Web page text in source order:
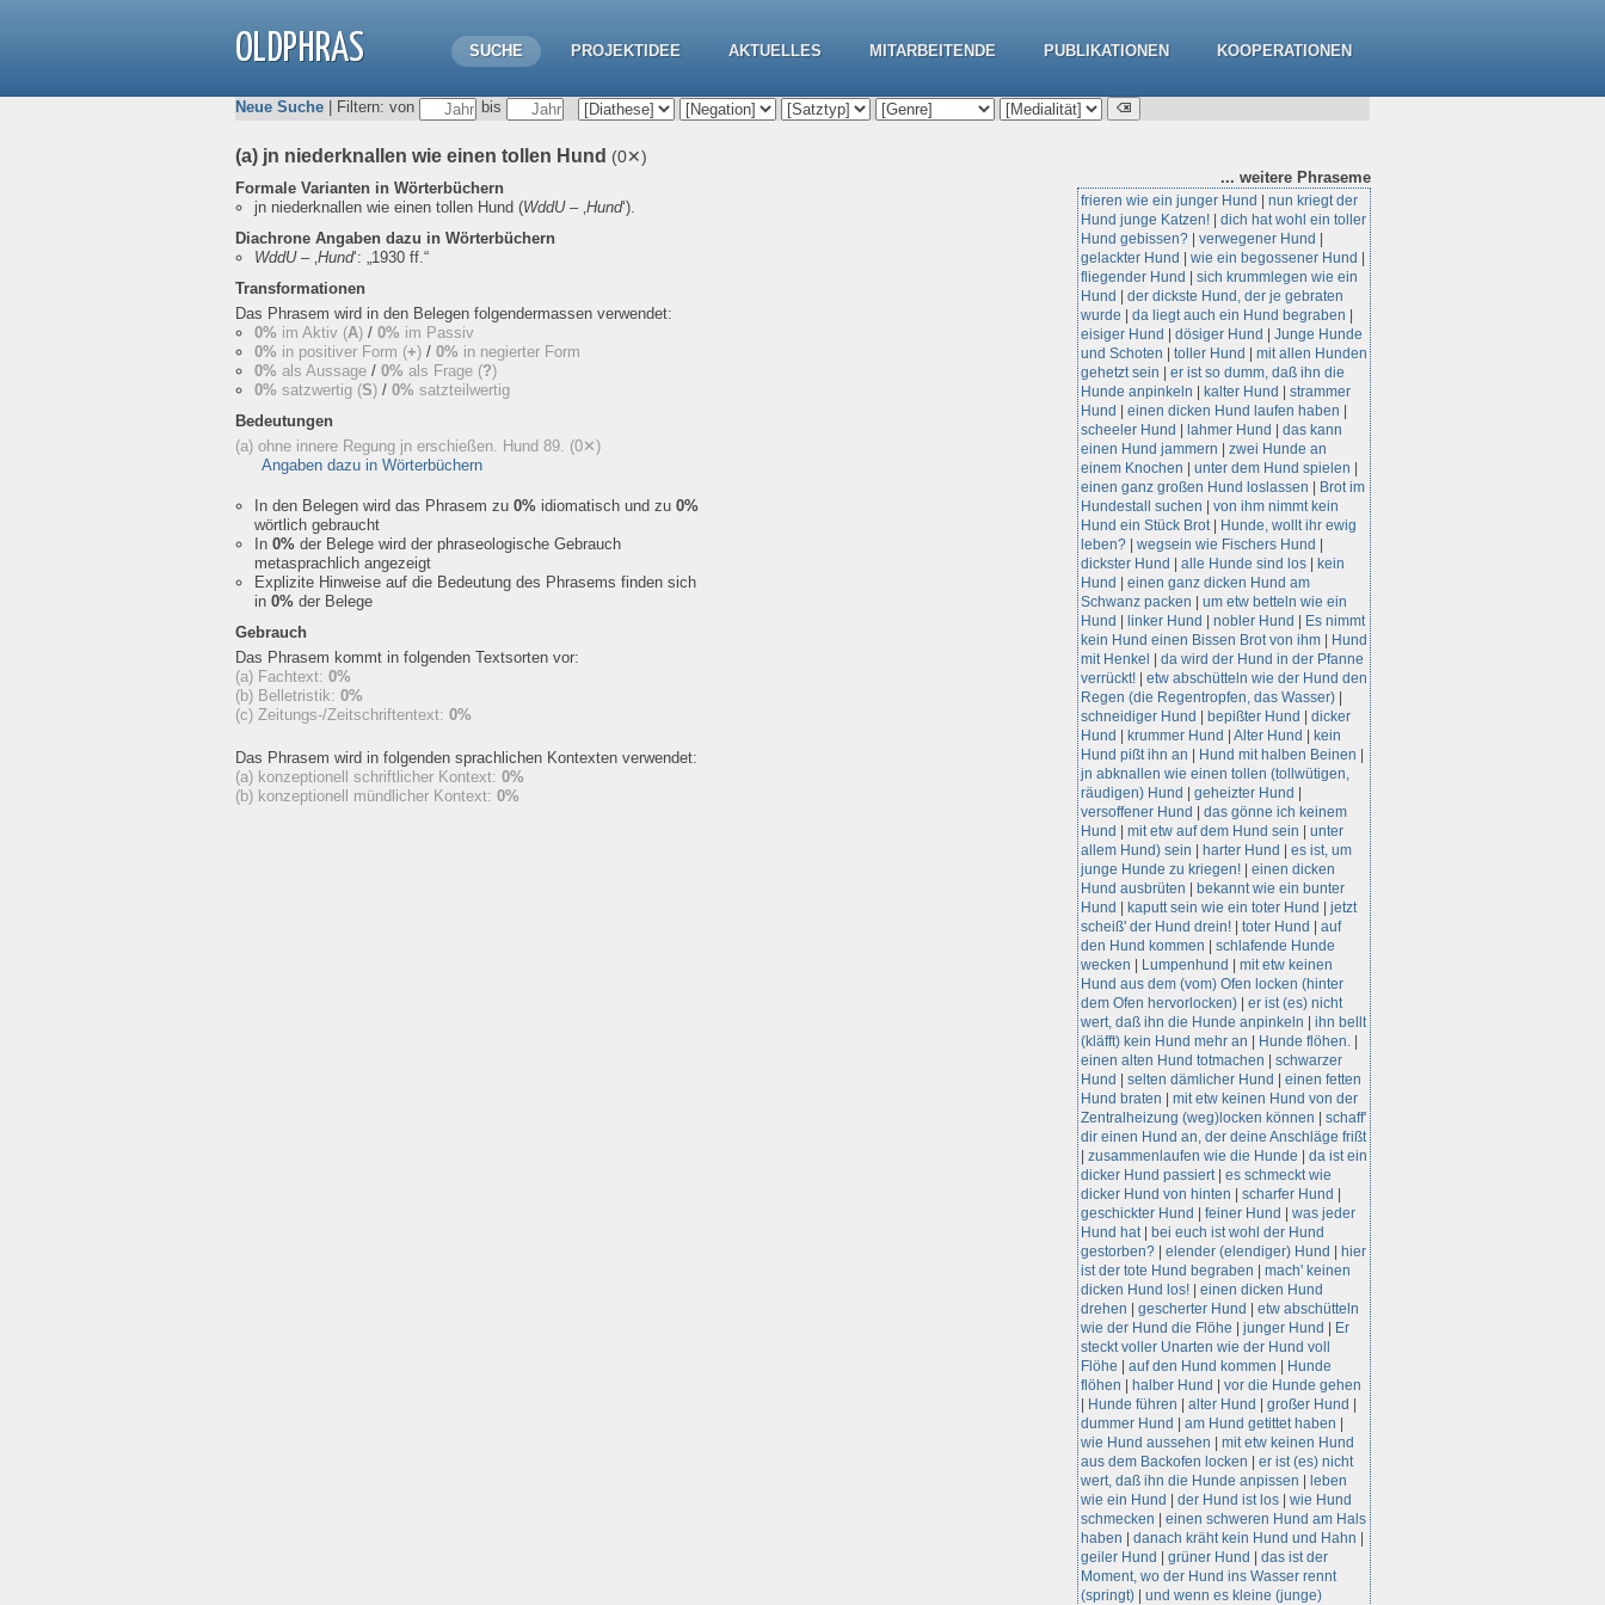
OLDPHRAS SUCHE PROJEKTIDEE AKTUELLES MITARBEITENDE PUBLIKATIONEN KOOPERATIONEN
Neue Suche | Filtern: von bis
(a) jn niederknallen wie einen tollen Hund (0✕)
Formale Varianten in Wörterbüchern
jn niederknallen wie einen tollen Hund (WddU– ‚Hund‘).
Diachrone Angaben dazu in Wörterbüchern
WddU– ‚Hund‘: „1930 ff.“
Transformationen
Das Phrasem wird in den Belegen folgendermassen verwendet:
0% im Aktiv (A) / 0% im Passiv
0% in positiver Form (+) / 0% in negierter Form
0% als Aussage / 0% als Frage (?)
0% satzwertig (S) / 0% satzteilwertig
Bedeutungen
(a) ohne innere Regung jn erschießen. Hund 89. (0✕)
Angaben dazu in Wörterbüchern
In den Belegen wird das Phrasem zu 0% idiomatisch und zu 0%
wörtlich gebraucht
In 0% der Belege wird der phraseologische Gebrauch
metasprachlich angezeigt
Explizite Hinweise auf die Bedeutung des Phrasems finden sich
in 0% der Belege
Gebrauch
Das Phrasem kommt in folgenden Textsorten vor:
(a) Fachtext: 0%
(b) Belletristik: 0%
(c) Zeitungs-/Zeitschriftentext: 0%
Das Phrasem wird in folgenden sprachlichen Kontexten verwendet:
(a) konzeptionell schriftlicher Kontext: 0%
(b) konzeptionell mündlicher Kontext: 0%
... weitere Phraseme
frieren wie ein junger Hund
nun kriegt der
Hund junge Katzen!
dich hat wohl ein toller
Hund gebissen?
verwegener Hund
gelackter Hund
wie ein begossener Hund
fliegender Hund
sich krummlegen wie ein
Hund
der dickste Hund, der je gebraten
wurde
da liegt auch ein Hund begraben
eisiger Hund
dösiger Hund
Junge Hunde
und Schoten
toller Hund
mit allen Hunden
gehetzt sein
er ist so dumm, daß ihn die
Hunde anpinkeln
kalter Hund
strammer
Hund
einen dicken Hund laufen haben
scheeler Hund
lahmer Hund
das kann
einen Hund jammern
zwei Hunde an
einem Knochen
unter dem Hund spielen
einen ganz großen Hund loslassen
Brot im
Hundestall suchen
von ihm nimmt kein
Hund ein Stück Brot|
Hunde, wollt ihr ewig
leben?
wegsein wie Fischers Hund
dickster Hund
alle Hunde sind los
kein
Hund
einen ganz dicken Hund am
Schwanz packen
um etw betteln wie ein
Hund
linker Hund nobler Hund
Es nimmt
kein Hund einen Bissen Brot von ihm
Hund
mit Henkel
da wird der Hund in der Pfanne
verrückt!
etw abschütteln wie der Hund den
Regen (die Regentropfen, das Wasser)
schneidiger Hund
bepißter Hund
dicker
Hund
krummer Hund Alter Hund
kein
Hund pißt ihn an
Hund mit halben Beinen
jn abknallen wie einen tollen (tollwütigen,
räudigen) Hund
geheizter Hund
versoffener Hund
das gönne ich keinem
Hund
mit etw auf dem Hund sein
unter
allem Hund) sein
harter Hund
es ist, um
junge Hunde zu kriegen!
einen dicken
Hund ausbrüten
bekannt wie ein bunter
Hund
kaputt sein wie ein toter Hund
jetzt
scheiß' der Hund drein!
toter Hund
auf
den Hund kommen
schlafende Hunde
wecken
Lumpenhund
mit etw keinen
Hund aus dem (vom) Ofen locken (hinter
dem Ofen hervorlocken)
er ist (es) nicht
wert, daß ihn die Hunde anpinkeln
ihn bellt
(kläfft) kein Hund mehr an
Hunde flöhen.
einen alten Hund totmachen
schwarzer
Hund
selten dämlicher Hund
einen fetten
Hund braten
mit etw keinen Hund von der
Zentralheizung (weg)locken können
schaff'
dir einen Hund an, der deine Anschläge frißt
zusammenlaufen wie die Hunde
da ist ein
dicker Hund passiert| es schmeckt wie
dicker Hund von hinten
scharfer Hund
geschickter Hund
feiner Hund
was jeder
Hund hat| bei euch ist wohl der Hund
gestorben?
elender (elendiger) Hund
hier
ist der tote Hund begraben
mach' keinen
dicken Hund los!
einen dicken Hund
drehen
gescherter Hund
etw abschütteln
wie der Hund die Flöhe
junger Hund
Er
steckt voller Unarten wie der Hund voll
Flöhe
auf den Hund kommen
Hunde
flöhen
halber Hund
vor die Hunde gehen
Hunde führen alter Hund großer Hund
dummer Hund
am Hund getittet haben
wie Hund aussehen
mit etw keinen Hund
aus dem Backofen locken
er ist (es) nicht
wert, daß ihn die Hunde anpissen
leben
wie ein Hund
der Hund ist los
wie Hund
schmecken
einen schweren Hund am Hals
haben
danach kräht kein Hund und Hahn
geiler Hund
grüner Hund
das ist der
Moment, wo der Hund ins Wasser rennt
(springt)
und wenn es kleine (junge)